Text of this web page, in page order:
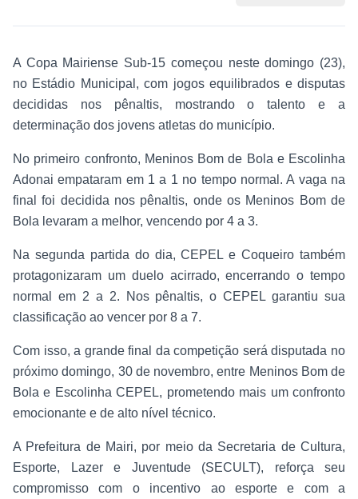
A Copa Mairiense Sub-15 começou neste domingo (23),
no Estádio Municipal, com jogos equilibrados e disputas
decididas nos pênaltis, mostrando o talento e a
determinação dos jovens atletas do município.
No primeiro confronto, Meninos Bom de Bola e Escolinha
Adonai empataram em 1 a 1 no tempo normal. A vaga na
final foi decidida nos pênaltis, onde os Meninos Bom de
Bola levaram a melhor, vencendo por 4 a 3.
Na segunda partida do dia, CEPEL e Coqueiro também
protagonizaram um duelo acirrado, encerrando o tempo
normal em 2 a 2. Nos pênaltis, o CEPEL garantiu sua
classificação ao vencer por 8 a 7.
Com isso, a grande final da competição será disputada no
próximo domingo, 30 de novembro, entre Meninos Bom de
Bola e Escolinha CEPEL, prometendo mais um confronto
emocionante e de alto nível técnico.
A Prefeitura de Mairi, por meio da Secretaria de Cultura,
Esporte, Lazer e Juventude (SECULT), reforça seu
compromisso com o incentivo ao esporte e com a